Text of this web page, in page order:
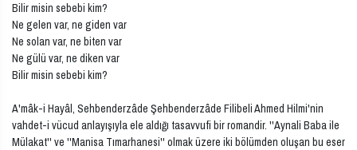
Bilir misin sebebi kim?
Ne gelen var, ne giden var
Ne solan var, ne biten var
Ne gülü var, ne diken var
Bilir misin sebebi kim?
A'mâk-i Hayâl, Sehbenderzâde Şehbenderzâde Filibeli Ahmed Hilmi'nin
vahdet-i vücud anlayışıyla ele aldığı tasavvufi bir romandir. ''Aynali Baba ile
Mülakat'' ve ''Manisa Tımarhanesi'' olmak üzere iki bölümden oluşan bu eser